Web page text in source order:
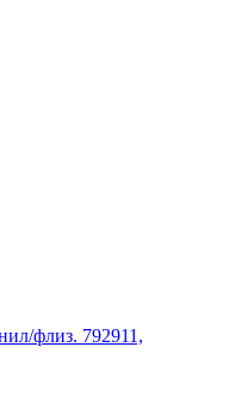
флиз. 792911,